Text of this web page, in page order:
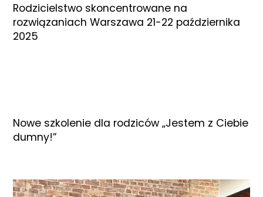
Rodzicielstwo skoncentrowane na
rozwiązaniach Warszawa 21-22 października
2025
Nowe szkolenie dla rodziców „Jestem z Ciebie
dumny!”